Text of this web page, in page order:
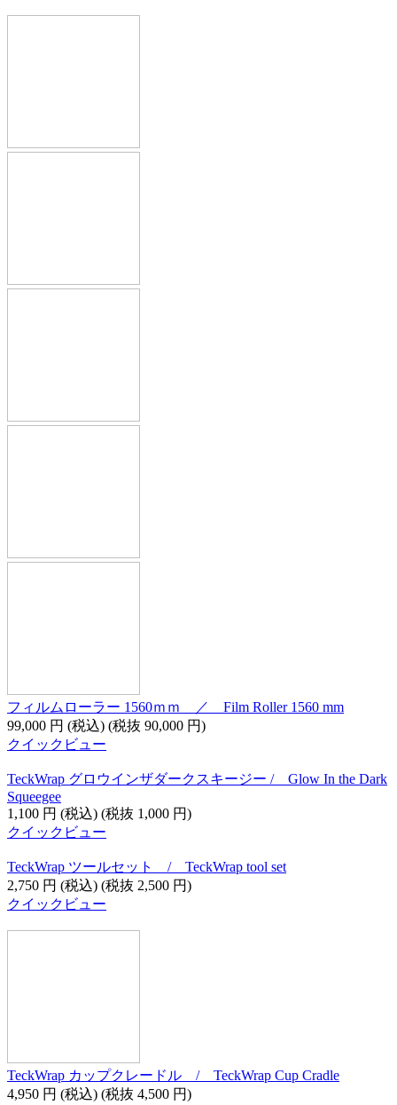
フィルムローラー 1560ｍｍ ／ Film Roller 1560 mm
99,000 円 (税込) (税抜 90,000 円)
クイックビュー
TeckWrap グロウインザダークスキージー / Glow In the Dark
Squeegee
1,100 円 (税込) (税抜 1,000 円)
クイックビュー
TeckWrap ツールセット / TeckWrap tool set
2,750 円 (税込) (税抜 2,500 円)
クイックビュー
TeckWrap カップクレードル / TeckWrap Cup Cradle
4,950 円 (税込) (税抜 4,500 円)